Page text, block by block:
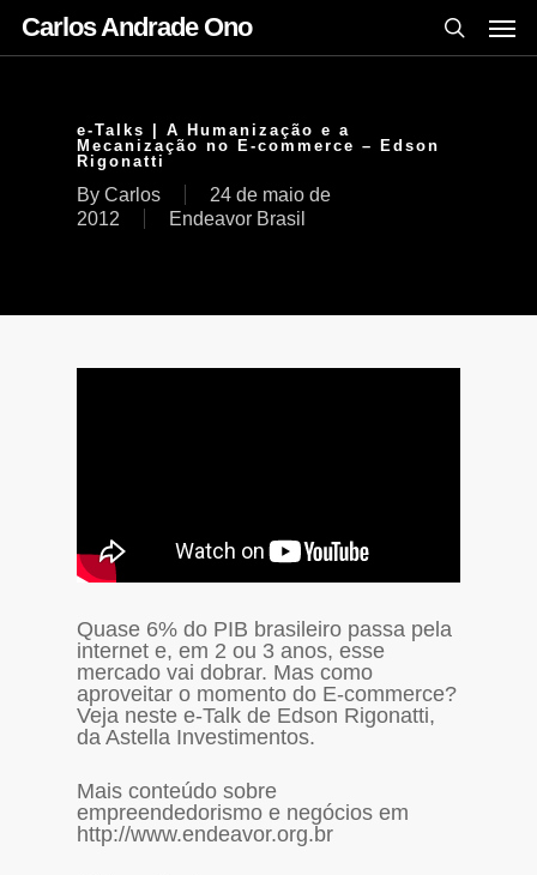
Carlos Andrade Ono
e-Talks | A Humanização e a
Mecanização no E-commerce – Edson
Rigonatti
By Carlos
24 de maio de
2012
Endeavor Brasil
Quase 6% do PIB brasileiro passa pela
internet e, em 2 ou 3 anos, esse
mercado vai dobrar. Mas como
aproveitar o momento do E-commerce?
Veja neste e-Talk de Edson Rigonatti,
da Astella Investimentos.
Mais conteúdo sobre
empreendedorismo e negócios em
http://www.endeavor.org.br